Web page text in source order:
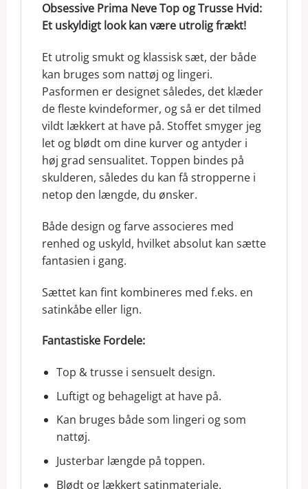
Obsessive Prima Neve Top og Trusse Hvid:
Et uskyldigt look kan være utrolig frækt!
Et utrolig smukt og klassisk sæt, der både
kan bruges som nattøj og lingeri.
Pasformen er designet således, det klæder
de fleste kvindeformer, og så er det tilmed
vildt lækkert at have på. Stoffet smyger jeg
let og blødt om dine kurver og antyder i
høj grad sensualitet. Toppen bindes på
skulderen, således du kan få stropperne i
netop den længde, du ønsker.
Både design og farve associeres med
renhed og uskyld, hvilket absolut kan sætte
fantasien i gang.
Sættet kan fint kombineres med f.eks. en
satinkåbe eller lign.
Fantastiske Fordele:
Top & trusse i sensuelt design.
Luftigt og behageligt at have på.
Kan bruges både som lingeri og som
nattøj.
Justerbar længde på toppen.
Blødt og lækkert satinmateriale.